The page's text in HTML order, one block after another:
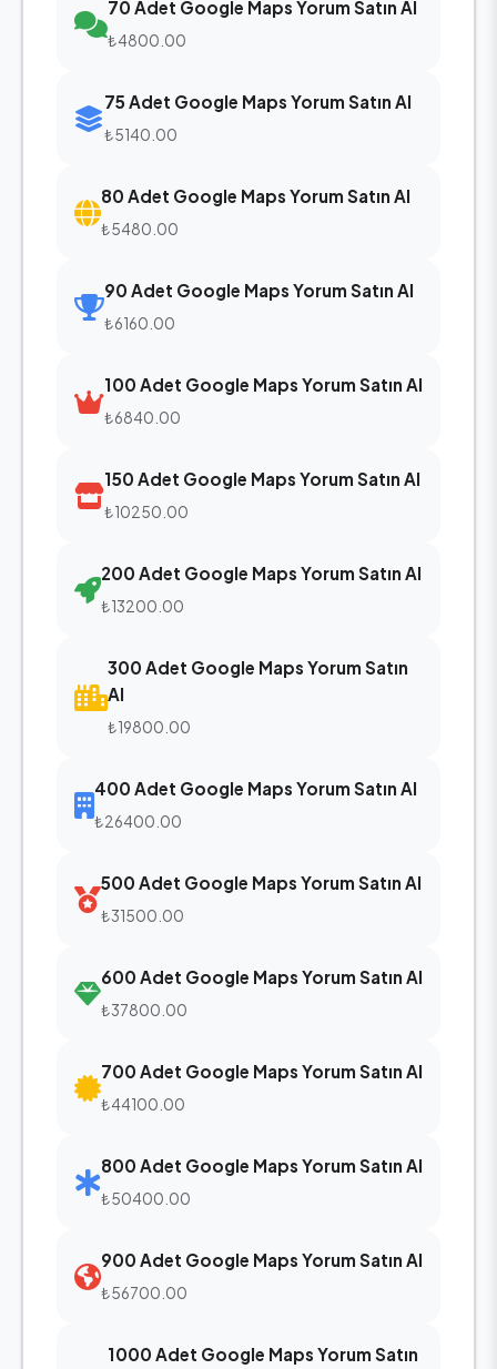
70 Adet Google Maps Yorum Satın Al
₺4800.00
75 Adet Google Maps Yorum Satın Al
₺5140.00
80 Adet Google Maps Yorum Satın Al
₺5480.00
90 Adet Google Maps Yorum Satın Al
₺6160.00
100 Adet Google Maps Yorum Satın Al
₺6840.00
150 Adet Google Maps Yorum Satın Al
₺10250.00
200 Adet Google Maps Yorum Satın Al
₺13200.00
300 Adet Google Maps Yorum Satın
Al
₺19800.00
400 Adet Google Maps Yorum Satın Al
₺26400.00
500 Adet Google Maps Yorum Satın Al
₺31500.00
600 Adet Google Maps Yorum Satın Al
₺37800.00
700 Adet Google Maps Yorum Satın Al
₺44100.00
800 Adet Google Maps Yorum Satın Al
₺50400.00
900 Adet Google Maps Yorum Satın Al
₺56700.00
1000 Adet Google Maps Yorum Satın